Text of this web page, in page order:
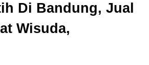
Di Bandung, Jual
Wisuda,